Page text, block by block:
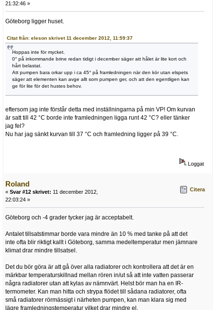
21:32:46 »
Göteborg ligger huset.
Citat från: eleson skrivet 11 december 2012, 11:59:37
Hoppas inte för mycket.
0° på inkommande brine redan tidigt i december säger att hålet är lite kort och
hårt belastat.
Att pumpen bara orkar upp i ca 45° på framledningen när den kör utan elspets
säger att elementen kan avge allt som pumpen ger, och att den egentligen kan
ge för lite för det hustes behov.
eftersom jag inte förstår detta med inställningarna på min VP! Om kurvan
är satt till 42 °C borde inte framledningen ligga runt 42 °C? eller tänker
jag fel?
Nu har jag sänkt kurvan till 37 °C och framledning ligger på 39 °C.
Loggat
Roland
« Svar #12 skrivet: 11 december 2012,
22:03:24 »
Citera
Göteborg och -4 grader tycker jag är acceptabelt.
Antalet tillsatstimmar borde vara mindre än 10 % med tanke på att det
inte ofta blir riktigt kallt i Göteborg, samma medeltemperatur men jämnare
klimat drar mindre tillsatsel.
Det du bör göra är att gå över alla radiatorer och kontrollera att det är en
märkbar temperaturskillnad mellan rören in/ut så att inte vatten passerar
några radiatorer utan att kylas av nämnvärt. Helst bör man ha en IR-
termometer. Kan man hitta och strypa flödet till sådana radiatorer, ofta
små radiatorer rörmässigt i närheten pumpen, kan man klara sig med
lägre framledningstemperatur vilket drar mindre el.